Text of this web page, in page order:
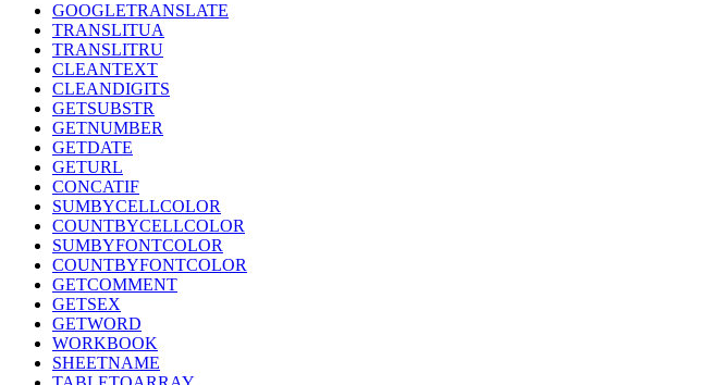
GOOGLETRANSLATE
TRANSLITUA
TRANSLITRU
CLEANTEXT
CLEANDIGITS
GETSUBSTR
GETNUMBER
GETDATE
GETURL
CONCATIF
SUMBYCELLCOLOR
COUNTBYCELLCOLOR
SUMBYFONTCOLOR
COUNTBYFONTCOLOR
GETCOMMENT
GETSEX
GETWORD
WORKBOOK
SHEETNAME